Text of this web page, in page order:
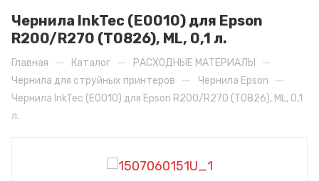
Чернила InkTec (E0010) для Epson
R200/R270 (T0826), ML, 0,1 л.
Главная — Каталог — РАСХОДНЫЕ МАТЕРИАЛЫ —
Чернила для струйных принтеров — Чернила Epson —
Чернила InkTec (E0010) для Epson R200/R270 (T0826), ML, 0,1
л.